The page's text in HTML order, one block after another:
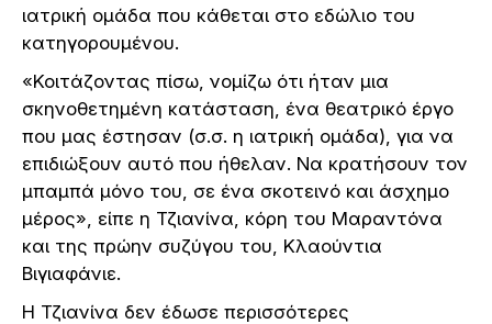
ιατρική ομάδα που κάθεται στο εδώλιο του
κατηγορουμένου.
«Κοιτάζοντας πίσω, νομίζω ότι ήταν μια
σκηνοθετημένη κατάσταση, ένα θεατρικό έργο
που μας έστησαν (σ.σ. η ιατρική ομάδα), για να
επιδιώξουν αυτό που ήθελαν. Να κρατήσουν τον
μπαμπά μόνο του, σε ένα σκοτεινό και άσχημο
μέρος», είπε η Τζιανίνα, κόρη του Μαραντόνα
και της πρώην συζύγου του, Κλαούντια
Βιγιαφάνιε.
Η Τζιανίνα δεν έδωσε περισσότερες